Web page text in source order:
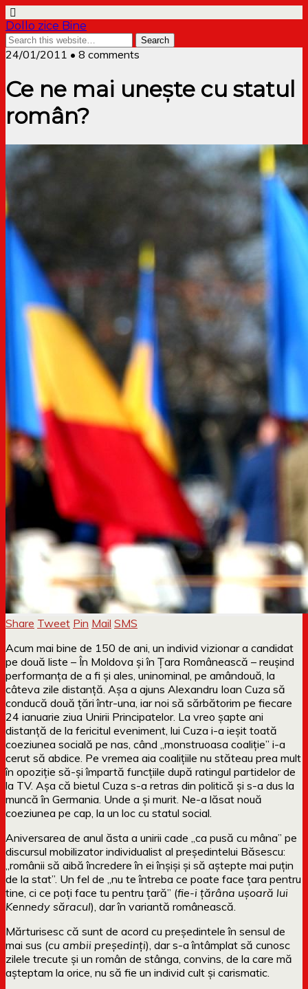
Dollo zice Bine
24/01/2011 • 8 comments
Ce ne mai unește cu statul
român?
Share Tweet Pin Mail SMS
Acum mai bine de 150 de ani, un individ vizionar a candidat
pe două liste – În Moldova și în Țara Românească – reușind
performanța de a fi și ales, uninominal, pe amândouă, la
câteva zile distanță. Așa a ajuns Alexandru Ioan Cuza să
conducă două țări într-una, iar noi să sărbătorim pe fiecare
24 ianuarie ziua Unirii Principatelor. La vreo șapte ani
distanță de la fericitul eveniment, lui Cuza i-a ieșit toată
coeziunea socială pe nas, când „monstruoasa coaliție” i-a
cerut să abdice. Pe vremea aia coalițiile nu stăteau prea mult
în opoziție să-și împartă funcțiile după ratingul partidelor de
la TV. Așa că bietul Cuza s-a retras din politică și s-a dus la
muncă în Germania. Unde a și murit. Ne-a lăsat nouă
coeziunea pe cap, la un loc cu statul social.
Aniversarea de anul ăsta a unirii cade „ca pusă cu mâna” pe
discursul mobilizator individualist al președintelui Băsescu:
„românii să aibă încredere în ei înșiși și să aștepte mai puțin
de la stat”. Un fel de „nu te întreba ce poate face țara pentru
tine, ci ce poți face tu pentru țară” (fie-i țărâna ușoară lui
Kennedy săracul), dar în variantă românească.
Mărturisesc că sunt de acord cu președintele în sensul de
mai sus (cu ambii președinți), dar s-a întâmplat să cunosc
zilele trecute și un român de stânga, convins, de la care mă
așteptam la orice, nu să fie un individ cult și carismatic.